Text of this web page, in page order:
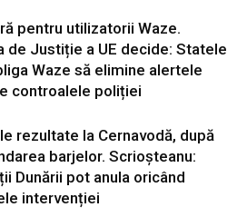
pentru utilizatorii Waze.
de Justiție a UE decide: Statele
Waze să elimine alertele
controalele poliției
rezultate la Cernavodă, după
barjelor. Scrioșteanu:
Dunării pot anula oricând
intervenției